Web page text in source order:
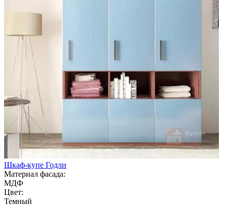
Шкаф-купе Годли
Материал фасада:
МДФ
Цвет:
Темный